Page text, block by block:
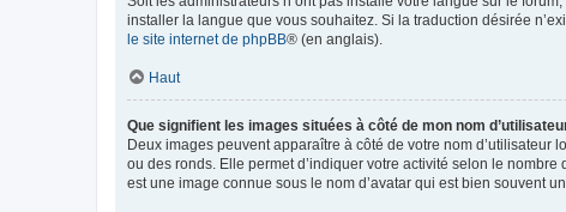
installer la langue que vous souhaitez. Si la traduction désirée
le site internet de phpBB® (en anglais).
Haut
Que signifient les images situées à côté de mon nom
Deux images peuvent apparaître à côté de votre nom
ou des ronds. Elle permet d’indiquer votre activité selon le
est une image connue sous le nom d’avatar qui est bien souvent